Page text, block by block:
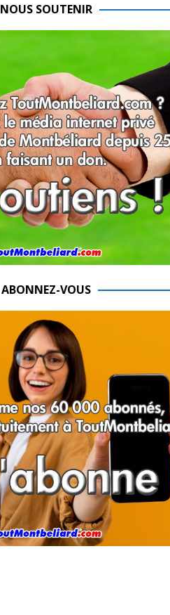
NOUS SOUTENIR
ABONNEZ-VOUS